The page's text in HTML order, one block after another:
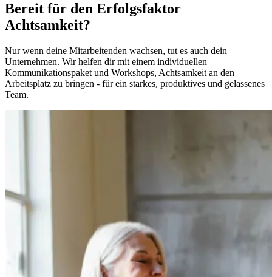
Bereit für den Erfolgsfaktor
Achtsamkeit?
Nur wenn deine Mitarbeitenden wachsen, tut es auch dein
Unternehmen. Wir helfen dir mit einem individuellen
Kommunikationspaket und Workshops, Achtsamkeit an den
Arbeitsplatz zu bringen - für ein starkes, produktives und gelassenes
Team.